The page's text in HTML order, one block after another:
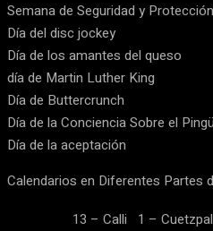
Semana de Seguridad y
Día del disc jockey
Día de los amantes del queso
día de Martin Luther King
Día de Buttercrunch
Día de la Conciencia Sobre el
Día de la aceptación
Calendarios en Diferentes Partes
13 – Calli 1 –